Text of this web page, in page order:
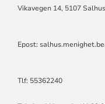
Vikavegen 14, 5107 Salhus
Epost:
Tlf: 55362240